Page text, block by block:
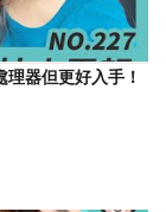
器但更好入手！